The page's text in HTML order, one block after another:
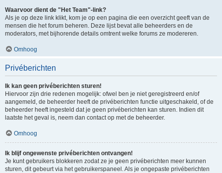
Waarvoor dient de "Het Team"-link?
Als je op deze link klikt, kom je op een pagina die een overzicht geeft van de
mensen die het forum beheren. Deze lijst bevat alle beheerders en de
moderators, met bijhorende details omtrent welke forums ze modereren.
Omhoog
Privéberichten
Ik kan geen privéberichten sturen!
Hiervoor zijn drie redenen mogelijk: ofwel ben je niet geregistreerd en/of
aangemeld, de beheerder heeft de privéberichten functie uitgeschakeld, of de
beheerder heeft ingesteld dat je geen privéberichten kan sturen. Indien dit
laatste het geval is, neem dan contact op met de beheerder.
Omhoog
Ik blijf ongewenste privéberichten ontvangen!
Je kunt gebruikers blokkeren zodat ze je geen privéberichten meer kunnen
sturen, dit gebeurt via het gebruikerspaneel. Als je ongepaste privéberichten